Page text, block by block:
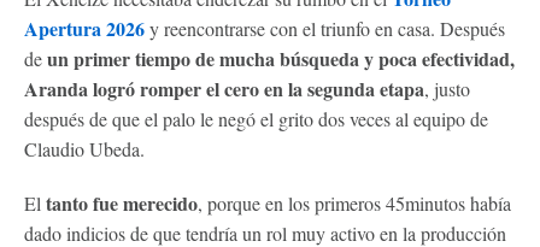
Apertura 2026y reencontrarse con el triunfo en casa. Después
deun primer tiempo de mucha búsqueda y poca efectividad,
Aranda logró romper el cero en la segunda etapa, justo
después de que el palo le negó el grito dos veces al equipo de
Claudio Ubeda.
El tanto fue merecido, porque en los primeros 45minutos había
dado indicios de que tendría un rol muy activo en la producción